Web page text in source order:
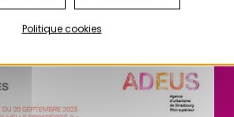
?
Politique cookies